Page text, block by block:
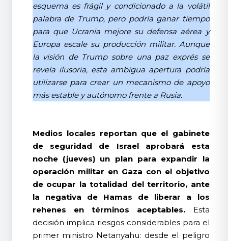
esquema es frágil y condicionado a la volátil
palabra de Trump, pero podría ganar tiempo
para que Ucrania mejore su defensa aérea y
Europa escale su producción militar. Aunque
la visión de Trump sobre una paz exprés se
revela ilusoria, esta ambigua apertura podría
utilizarse para crear un mecanismo de apoyo
más estable y autónomo frente a Rusia.
Medios locales reportan que el gabinete
de seguridad de Israel aprobará esta
noche (jueves) un plan para expandir la
operación militar en Gaza con el objetivo
de ocupar la totalidad del territorio, ante
la negativa de Hamas de liberar a los
rehenes en términos aceptables. Esta
decisión implica riesgos considerables para el
primer ministro Netanyahu: desde el peligro